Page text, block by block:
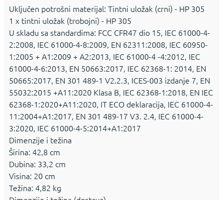
Uključen potrošni materijal: Tintni uložak (crni) - HP 305
1 x tintni uložak (trobojni) - HP 305
U skladu sa standardima: FCC CFR47 dio 15, IEC 61000-4-
2:2008, IEC 61000-4-8:2009, EN 62311:2008, IEC 60950-
1:2005 + A1:2009 + A2:2013, IEC 61000-4 -4:2012, IEC
61000-4-6:2013, EN 50663:2017, IEC 62368-1: 2014, EN
50665:2017, EN 301 489-1 V2.2.3, ICES-003 izdanje 7, EN
55032:2015 +A11:2020 Klasa B, IEC 62368-1:2018, EN IEC
62368-1:2020+A11:2020, IT ECO deklaracija, IEC 61000-4-
11:2004+A1:2017, EN 301 489-17 V3. 2.4, IEC 61000-4-
3:2020, IEC 61000-4-5:2014+A1:2017
Dimenzije i težina
Širina: 42,8 cm
Dubina: 33,2 cm
Visina: 20 cm
Težina: 4,82 kg